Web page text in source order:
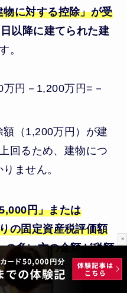
に対する控除」が受
以降に建てられた建
。
円－1,200万円=－
（1,200万円）が建
回るため、建物につ
ません。
円」または
の固定資産税評価額
多い方の金額が税額
の通りです。
×